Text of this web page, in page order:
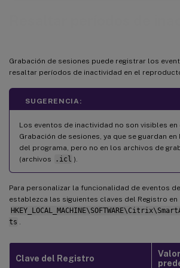
Grabación de sesiones puede registrar los
resaltar períodos de inactividad en el
SUGERENCIA:
Los eventos de inactividad no son visibles
Grabación de sesiones, ya que se guardan
del programa, pero no en los archivos de
(archivos
.icl ).
Para personalizar la funcionalidad de eventos
establezca las siguientes claves del Registro en
ts
Clave del Registro
Valor